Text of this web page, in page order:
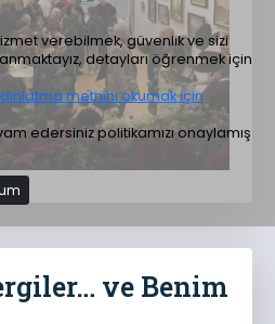
ve Benim
verebilmek, güvenlik ve sizi
detayları öğrenmek için
metnini okumak için
edersiniz politikamızı onaylamış